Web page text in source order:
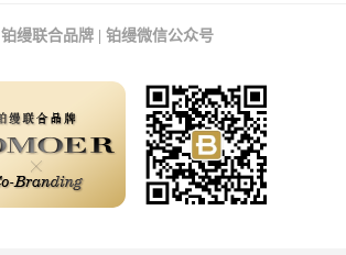
铂缦联合品牌 | 铂缦微信公众号